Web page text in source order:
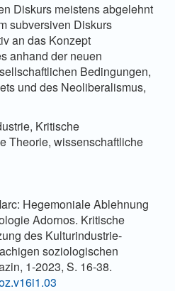
Diskurs meistens abgelehnt
subversiven Diskurs
an das Konzept
anhand der neuen
Bedingungen,
und des Neoliberalismus,
Kritische
Theorie, wissenschaftliche
Hegemoniale Ablehnung
Adornos. Kritische
des Kulturindustrie-
soziologischen
1-2023, S. 16-38.